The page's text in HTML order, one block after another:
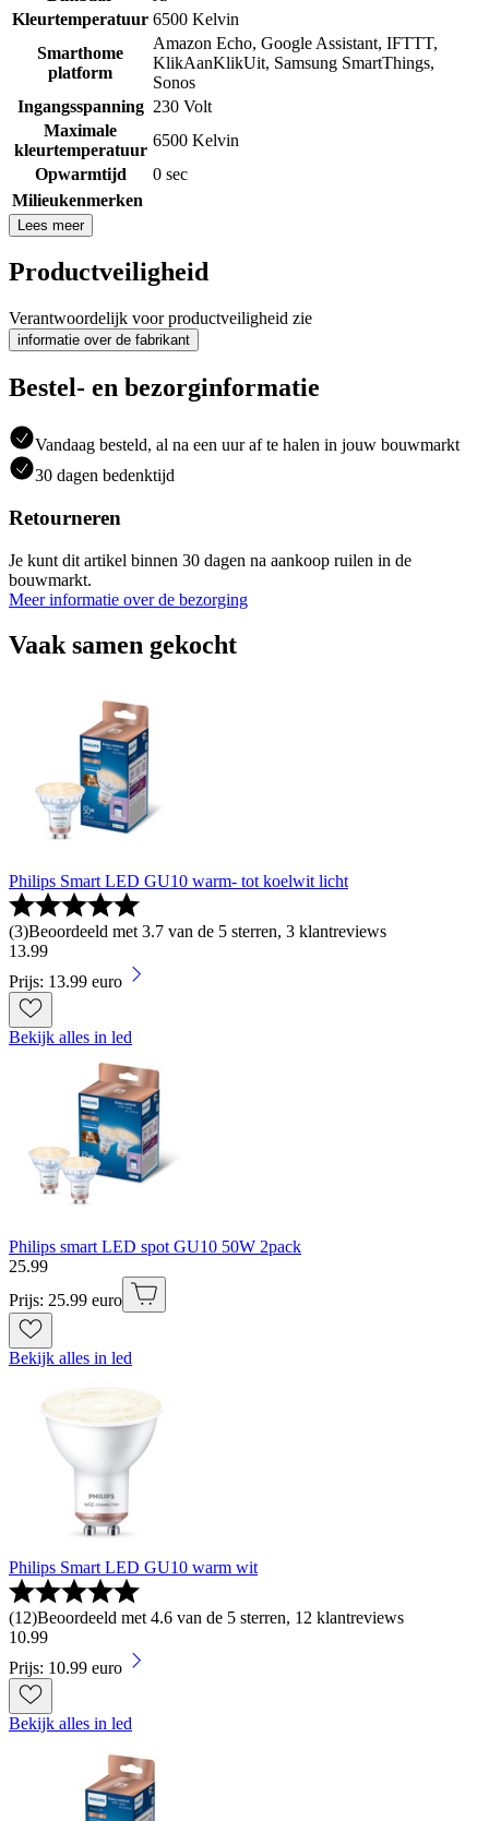
Kleurtemperatuur 6500 Kelvin
Smarthome
platform
Amazon Echo, Google Assistant, IFTTT,
KlikAanKlikUit, Samsung SmartThings,
Sonos
Ingangsspanning 230 Volt
Maximale
kleurtemperatuur
6500 Kelvin
Opwarmtijd
0 sec
Milieukenmerken
Lees meer
Productveiligheid
Verantwoordelijk voor productveiligheid zie
informatie over de fabrikant
Bestel- en bezorginformatie
Vandaag besteld, al na een uur af te halen in jouw bouwmarkt
30 dagen bedenktijd
Retourneren
Je kunt dit artikel binnen 30 dagen na aankoop ruilen in de
bouwmarkt.
Meer informatie over de bezorging
Vaak samen gekocht
Philips Smart LED GU10 warm- tot koelwit licht
(3)Beoordeeld met 3.7 van de 5 sterren, 3 klantreviews
13.99
Prijs: 13.99 euro
Bekijk alles in led
Philips smart LED spot GU10 50W 2pack
25.99
Prijs: 25.99 euro
Bekijk alles in led
Philips Smart LED GU10 warm wit
(12)Beoordeeld met 4.6 van de 5 sterren, 12 klantreviews
10.99
Prijs: 10.99 euro
Bekijk alles in led